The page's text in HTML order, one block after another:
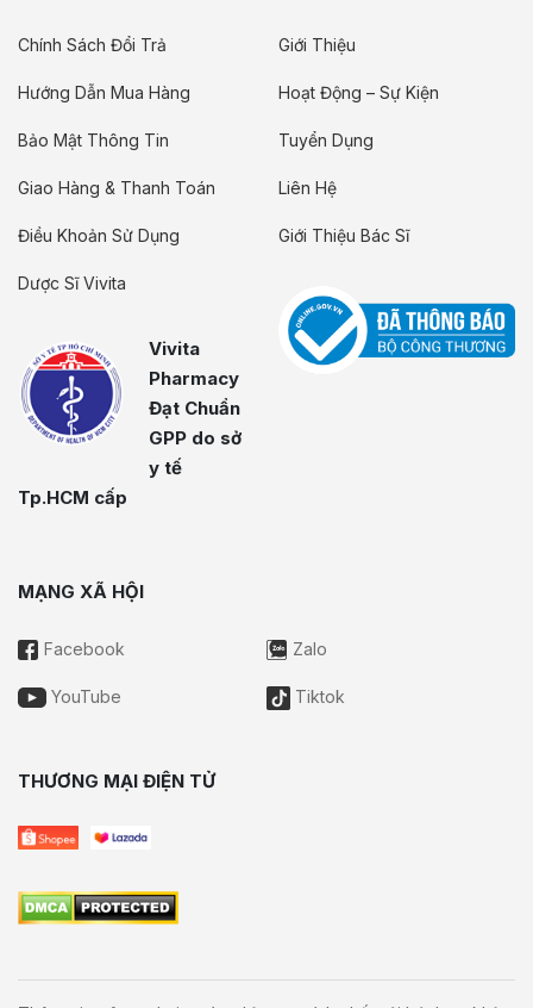
Chính Sách Đổi Trả
Hướng Dẫn Mua Hàng
Bảo Mật Thông Tin
Giao Hàng & Thanh Toán
Điều Khoản Sử Dụng
Dược Sĩ Vivita
Vivita
Pharmacy
Đạt Chuẩn
GPP do sở
y tế
Tp.HCM cấp
Giới Thiệu
Hoạt Động – Sự Kiện
Tuyển Dụng
Liên Hệ
Giới Thiệu Bác Sĩ
MẠNG XÃ HỘI
Facebook Zalo
YouTube Tiktok
THƯƠNG MẠI ĐIỆN TỬ